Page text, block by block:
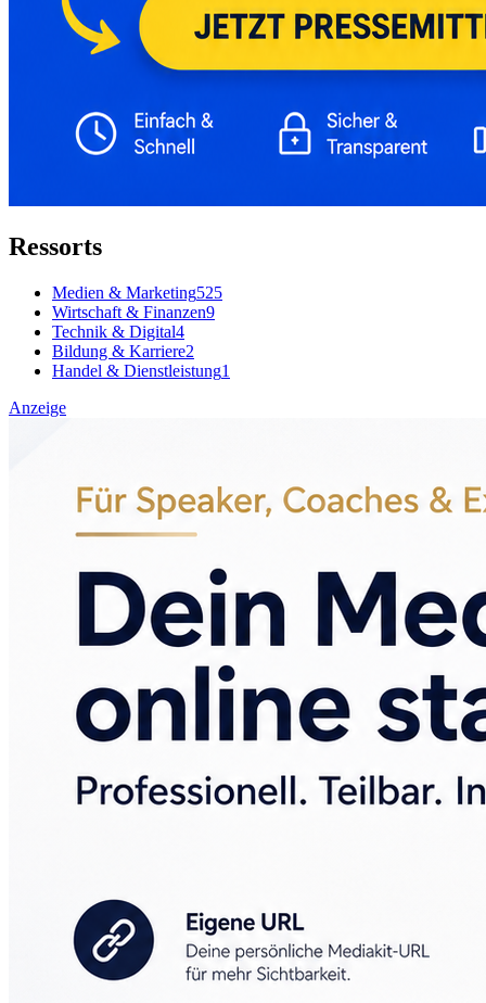
Ressorts
Medien & Marketing525
Wirtschaft & Finanzen9
Technik & Digital4
Bildung & Karriere2
Handel & Dienstleistung1
Anzeige